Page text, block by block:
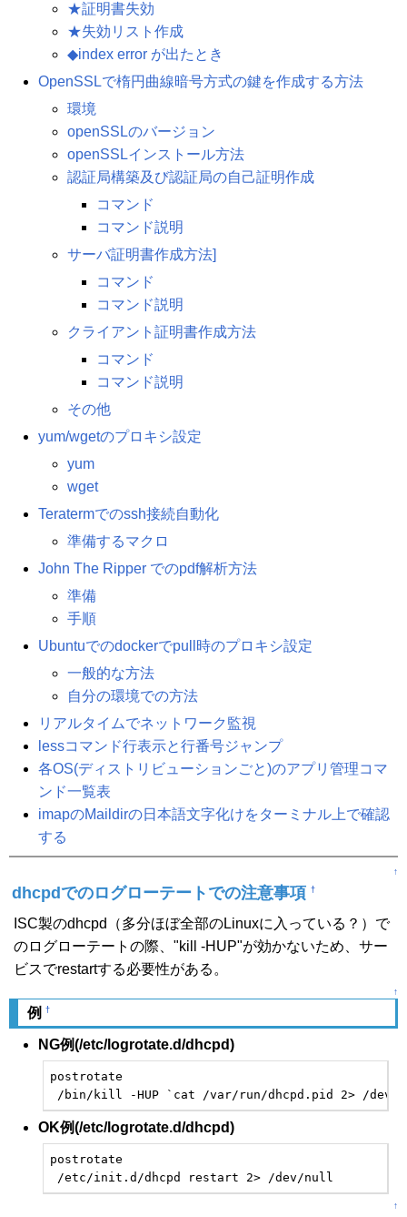
★証明書失効
★失効リスト作成
◆index error が出たとき
OpenSSLで楕円曲線暗号方式の鍵を作成する方法
環境
openSSLのバージョン
openSSLインストール方法
認証局構築及び認証局の自己証明作成
コマンド
コマンド説明
サーバ証明書作成方法]
コマンド
コマンド説明
クライアント証明書作成方法
コマンド
コマンド説明
その他
yum/wgetのプロキシ設定
yum
wget
Teratermでのssh接続自動化
準備するマクロ
John The Ripper でのpdf解析方法
準備
手順
Ubuntuでのdockerでpull時のプロキシ設定
一般的な方法
自分の環境での方法
リアルタイムでネットワーク監視
lessコマンド行表示と行番号ジャンプ
各OS(ディストリビューションごと)のアプリ管理コマ
ンド一覧表
imapのMaildirの日本語文字化けをターミナル上で確認
する
↑
dhcpdでのログローテートでの注意事項 †
ISC製のdhcpd（多分ほぼ全部のLinuxに入っている？）で
のログローテートの際、"kill -HUP"が効かないため、サー
ビスでrestartする必要性がある。
↑
例 †
NG例(/etc/logrotate.d/dhcpd)
postrotate
/bin/kill -HUP `cat /var/run/dhcpd.pid 2> /
OK例(/etc/logrotate.d/dhcpd)
postrotate
/etc/init.d/dhcpd restart 2> /dev/null
↑